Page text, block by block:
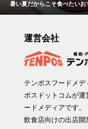
暑い夏だからこそ食べたいお
めスイーツ5選！
運営会社
テンポスフードメ
ポスドットコムが運
ードメディアです。
飲食店向けの出店開